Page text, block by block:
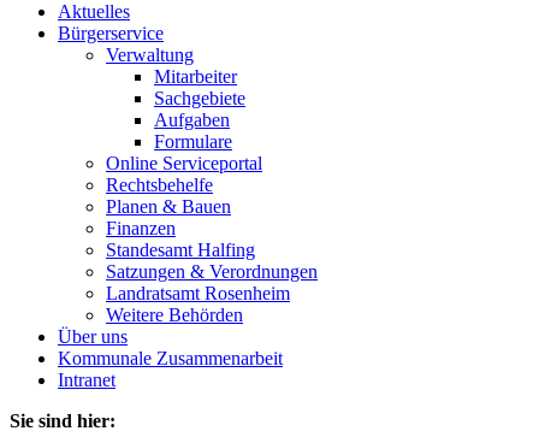
Aktuelles
Bürgerservice
Verwaltung
Mitarbeiter
Sachgebiete
Aufgaben
Formulare
Online Serviceportal
Rechtsbehelfe
Planen & Bauen
Finanzen
Standesamt Halfing
Satzungen & Verordnungen
Landratsamt Rosenheim
Weitere Behörden
Über uns
Kommunale Zusammenarbeit
Intranet
Sie sind hier: